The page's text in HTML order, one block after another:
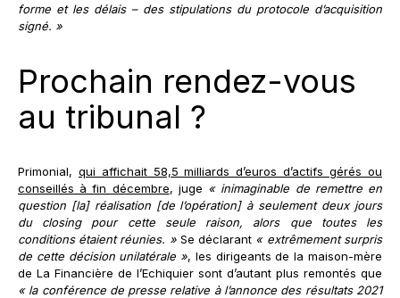
forme et les délais – des stipulations du protocole d’acquisition
signé. »
Prochain rendez-vous
au tribunal ?
Primonial, qui affichait 58,5 milliards d’euros d’actifs gérés ou
conseillés à fin décembre, juge « inimaginable de remettre en
question [la] réalisation [de l’opération] à seulement deux jours
du closing pour cette seule raison, alors que toutes les
conditions étaient réunies. »Se déclarant « extrêmement surpris
de cette décision unilatérale », les dirigeants de la maison-mère
de La Financière de l’Echiquier sont d’autant plus remontés que
« la conférence de presse relative à l’annonce des résultats 2021